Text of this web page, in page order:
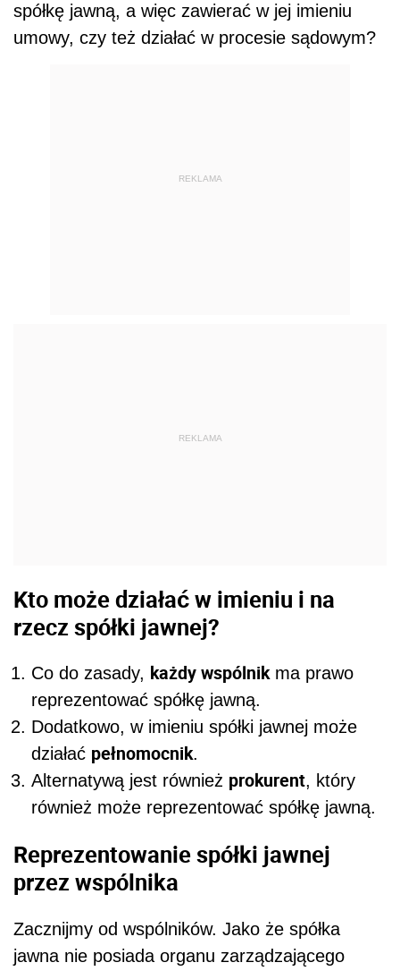
spółkę jawną, a więc zawierać w jej imieniu
umowy, czy też działać w procesie sądowym?
REKLAMA
REKLAMA
Kto może działać w imieniu i na
rzecz spółki jawnej?
Co do zasady, każdy wspólnikma prawo
reprezentować spółkę jawną.
Dodatkowo, w imieniu spółki jawnej może
działać pełnomocnik.
Alternatywą jest również prokurent, który
również może reprezentować spółkę jawną.
Reprezentowanie spółki jawnej
przez wspólnika
Zacznijmy od wspólników. Jako że spółka
jawna nie posiada organu zarządzającego